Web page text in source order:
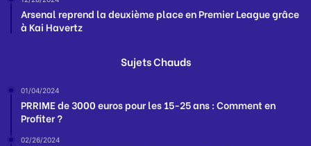
Arsenal reprend la deuxième place en Premier League grâce
à Kai Havertz
Sujets Chauds
01/04/2024
PRRIME de 3000 euros pour les 15-25 ans : Comment en
Profiter ?
02/26/2024